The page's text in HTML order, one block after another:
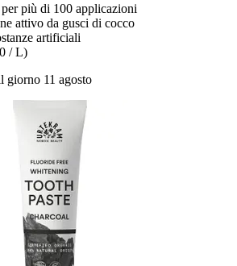
più di 100 applicazioni
attivo da gusci di cocco
artificiali
/ L)
giorno 11 agosto